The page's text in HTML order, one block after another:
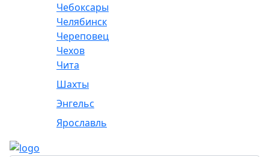
Чебоксары
Челябинск
Череповец
Чехов
Чита
Шахты
Энгельс
Ярославль